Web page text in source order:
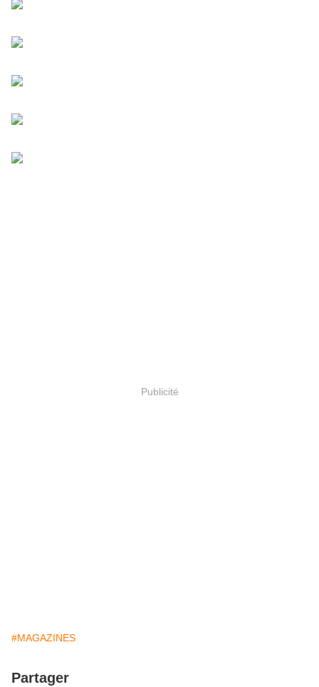
Publicité
#MAGAZINES
Partager